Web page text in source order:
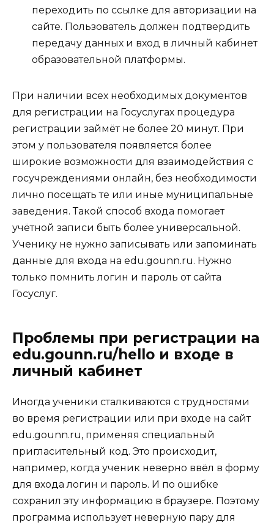
переходить по ссылке для авторизации на
сайте. Пользователь должен подтвердить
передачу данных и вход в личный кабинет
образовательной платформы.
При наличии всех необходимых документов
для регистрации на Госуслугах процедура
регистрации займёт не более 20 минут. При
этом у пользователя появляется более
широкие возможности для взаимодействия с
госучреждениями онлайн, без необходимости
лично посещать те или иные муниципальные
заведения. Такой способ входа помогает
учётной записи быть более универсальной.
Ученику не нужно записывать или запоминать
данные для входа на edu.gounn.ru. Нужно
только помнить логин и пароль от сайта
Госуслуг.
Проблемы при регистрации на
edu.gounn.ru/hello и входе в
личный кабинет
Иногда ученики сталкиваются с трудностями
во время регистрации или при входе на сайт
edu.gounn.ru, применяя специальный
пригласительный код. Это происходит,
например, когда ученик неверно ввёл в форму
для входа логин и пароль. И по ошибке
сохранил эту информацию в браузере. Поэтому
программа использует неверную пару для